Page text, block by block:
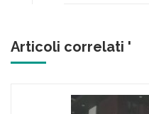
Articoli correlati '